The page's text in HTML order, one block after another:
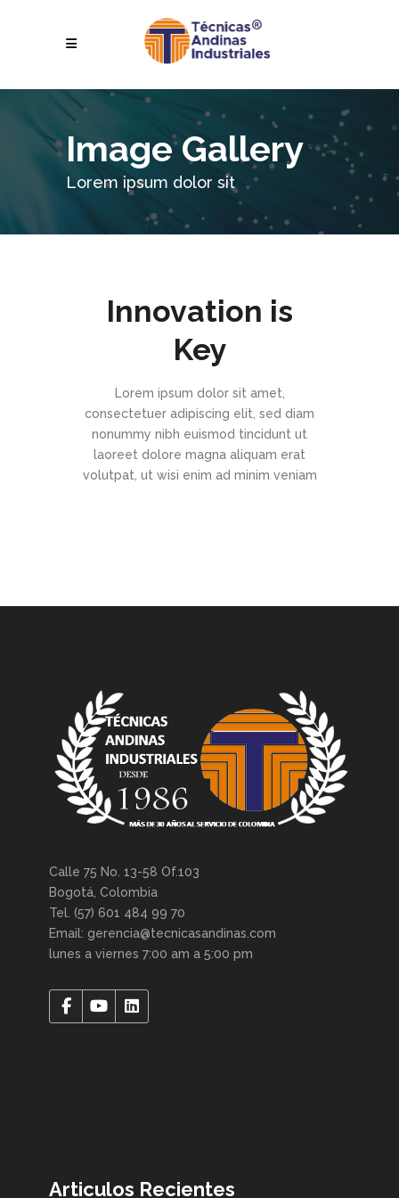
Image Gallery
Lorem ipsum dolor sit
Innovation is
Key
Lorem ipsum dolor sit amet,
consectetuer adipiscing elit, sed diam
nonummy nibh euismod tincidunt ut
laoreet dolore magna aliquam erat
volutpat, ut wisi enim ad minim veniam
Calle 75 No. 13-58 Of.103
Bogotá, Colombia
Tel. (57) 601 484 99 70
Email: gerencia@tecnicasandinas.com
lunes a viernes 7:00 am a 5:00 pm
Articulos Recientes